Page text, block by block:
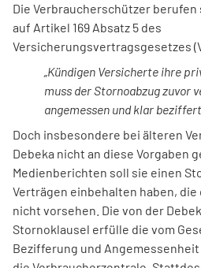
Die Verbraucherschützer
auf Artikel 169 Absatz 5 des
Versicherungsvertragsgesetzes
„Kündigen Versicherte ihre
muss der Stornoabzug zuvor
angemessen und klar
Doch insbesondere bei älteren
Debeka nicht an diese Vorgaben
Medienberichten soll sie einen
Verträgen einbehalten haben,
nicht vorsehen. Die von der
Stornoklausel erfülle die vom
Bezifferung und